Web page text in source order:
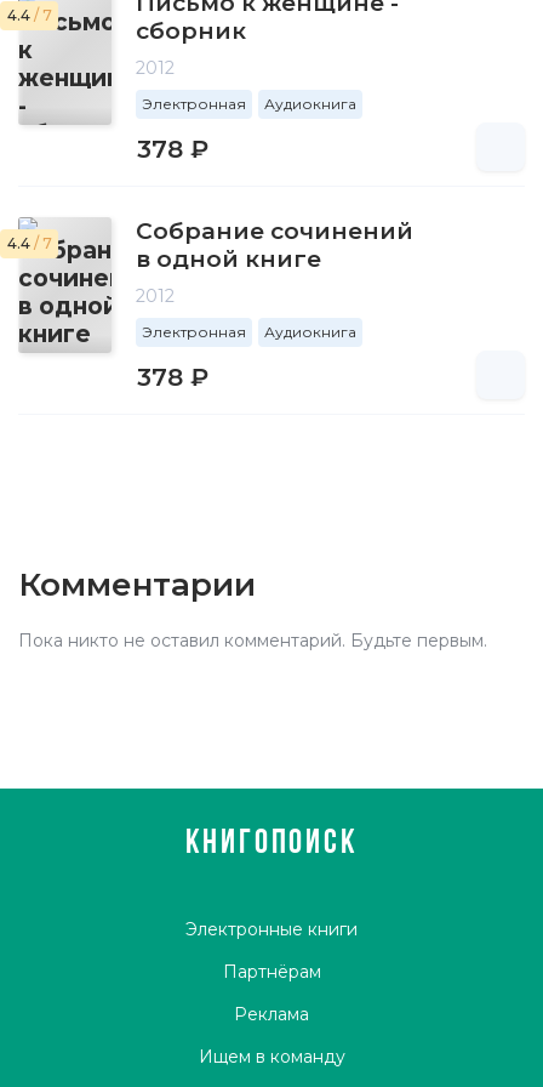
4.4 / 7
сборник
2012
Электронная Аудиокнига
378 ₽
4.4 / 7
Собрание сочинений
в одной книге
2012
Электронная Аудиокнига
378 ₽
Комментарии
Пока никто не оставил комментарий. Будьте первым.
КНИГОПОИСК
Электронные книги
Партнёрам
Реклама
Ищем в команду